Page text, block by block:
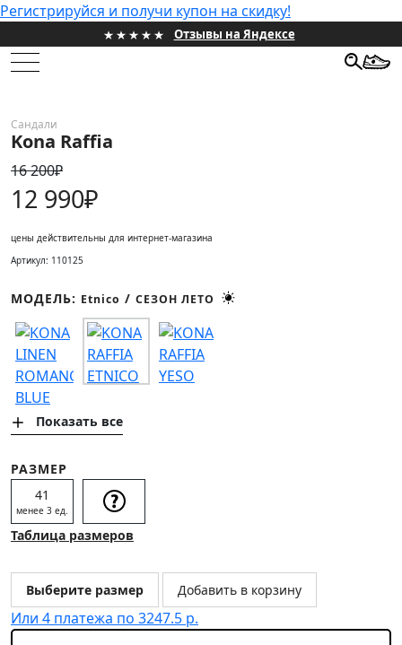
Регистрируйся и получи купон на скидку!
Отзывы на Яндексе
ЖЕНСКИЕ
МУЖСКИЕ
ПОДАРОЧНЫЕ СЕРТИФИКАТЫ
HONEST SALE
ИНФОРМАЦИЯ
КОНТАКТЫ
СОЦИАЛЬНЫЕ СЕТИ
ЛИЧНЫЙ КАБИНЕТ
ОПТОВЫМ КЛИЕНТАМ
Сандали
Kona Raffia
16 200₽
12 990₽
цены действительны для интернет-магазина
Артикул: 110125
МОДЕЛЬ: Etnico / СЕЗОН ЛЕТО
Показать все
РАЗМЕР
41
менее 3 ед.
Таблица размеров
Выберите размер Добавить в корзину
Или 4 платежа по 3247.5 р.